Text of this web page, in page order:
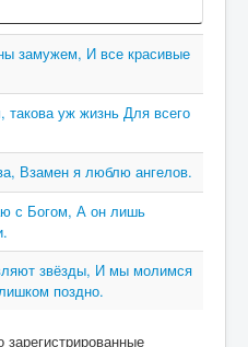
замужем, И все красивые
такова уж жизнь Для всего
Взамен я люблю ангелов.
с Богом, А он лишь
звёзды, И мы молимся
поздно.
зарегистрированные